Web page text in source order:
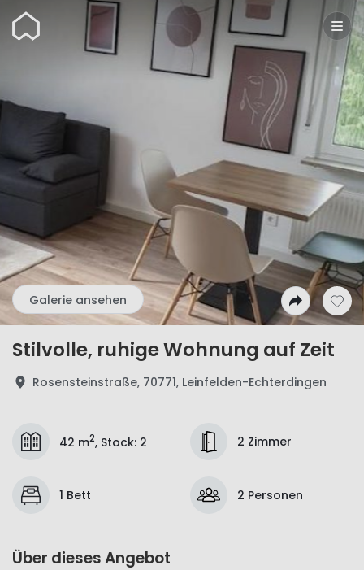
Wunderflats
Galerie ansehen
Stilvolle, ruhige Wohnung auf Zeit
Rosensteinstraße, 70771, Leinfelden-Echterdingen
42 m2, Stock: 2 2 Zimmer
1 Bett 2 Personen
Über dieses Angebot